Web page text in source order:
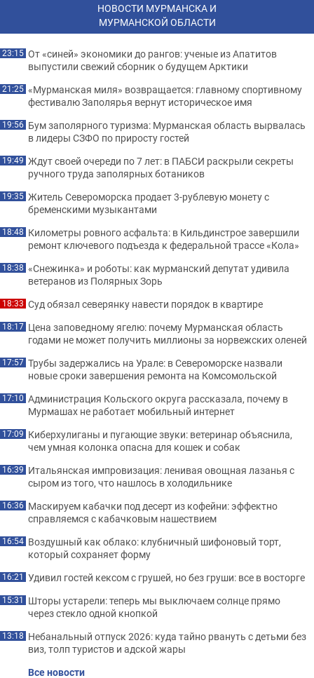
НОВОСТИ МУРМАНСКА И
МУРМАНСКОЙ ОБЛАСТИ
23:15 От «синей» экономики до рангов: ученые из Апатитов
выпустили свежий сборник о будущем Арктики
21:25 «Мурманская миля» возвращается: главному спортивному
фестивалю Заполярья вернут историческое имя
19:56 Бум заполярного туризма: Мурманская область вырвалась
в лидеры СЗФО по приросту гостей
19:49 Ждут своей очереди по 7 лет: в ПАБСИ раскрыли секреты
ручного труда заполярных ботаников
19:35 Житель Североморска продает 3-рублевую монету с
бременскими музыкантами
18:48 Километры ровного асфальта: в Кильдинстрое завершили
ремонт ключевого подъезда к федеральной трассе «Кола»
18:38 «Снежинка» и роботы: как мурманский депутат удивила
ветеранов из Полярных Зорь
18:33 Суд обязал северянку навести порядок в квартире
18:17 Цена заповедному ягелю: почему Мурманская область
годами не может получить миллионы за норвежских оленей
17:57 Трубы задержались на Урале: в Североморске назвали
новые сроки завершения ремонта на Комсомольской
17:10 Администрация Кольского округа рассказала, почему в
Мурмашах не работает мобильный интернет
17:09 Киберхулиганы и пугающие звуки: ветеринар объяснила,
чем умная колонка опасна для кошек и собак
16:39 Итальянская импровизация: ленивая овощная лазанья с
сыром из того, что нашлось в холодильнике
16:36 Маскируем кабачки под десерт из кофейни: эффектно
справляемся с кабачковым нашествием
16:54 Воздушный как облако: клубничный шифоновый торт,
который сохраняет форму
16:21 Удивил гостей кексом с грушей, но без груши: все в восторге
15:31 Шторы устарели: теперь мы выключаем солнце прямо
через стекло одной кнопкой
13:18 Небанальный отпуск 2026: куда тайно рвануть с детьми без
виз, толп туристов и адской жары
Все новости